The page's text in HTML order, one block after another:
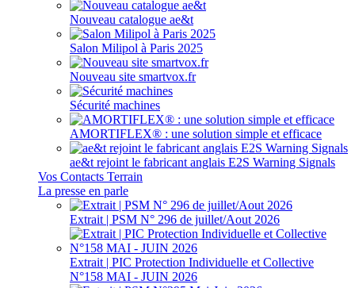
Nouveau catalogue ae&t
Salon Milipol à Paris 2025
Nouveau site smartvox.fr
Sécurité machines
AMORTIFLEX® : une solution simple et efficace
ae&t rejoint le fabricant anglais E2S Warning Signals
Vos Contacts Terrain
La presse en parle
Extrait | PSM N° 296 de juillet/Aout 2026
Extrait | PIC Protection Individuelle et Collective
N°158 MAI - JUIN 2026